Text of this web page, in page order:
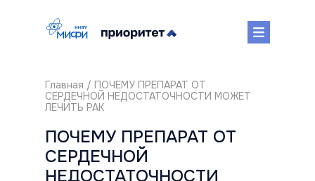
Главная / ПОЧЕМУ ПРЕПАРАТ ОТ
СЕРДЕЧНОЙ НЕДОСТАТОЧНОСТИ МОЖЕТ
ЛЕЧИТЬ РАК
ПОЧЕМУ ПРЕПАРАТ ОТ
СЕРДЕЧНОЙ
НЕДОСТАТОЧНОСТИ